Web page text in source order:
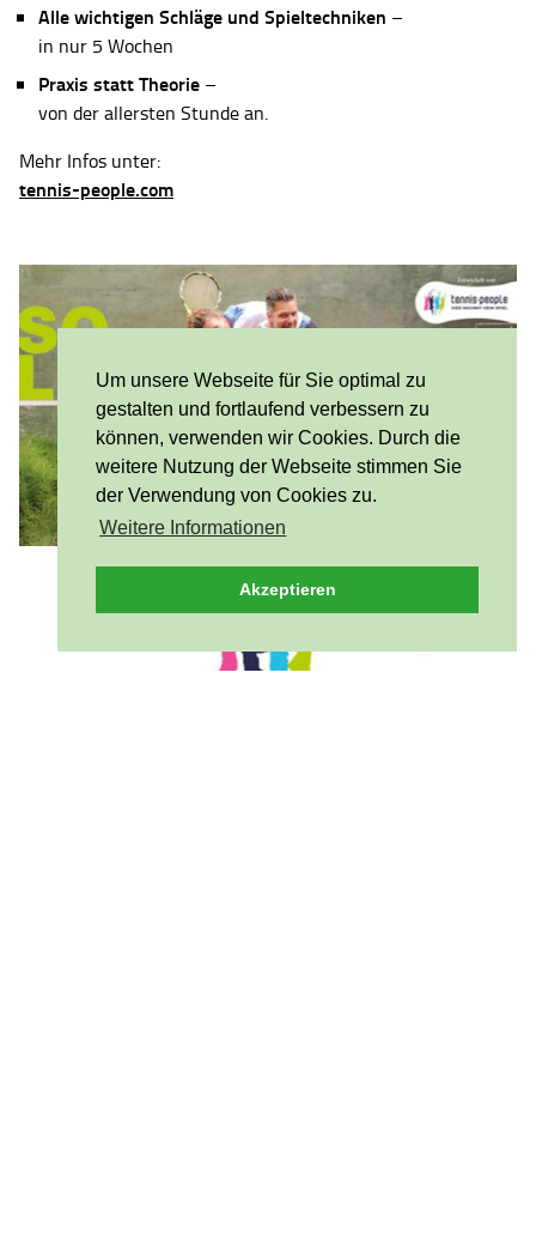
Um unsere Webseite für Sie optimal zu
gestalten und fortlaufend verbessern zu
können, verwenden wir Cookies. Durch die
weitere Nutzung der Webseite stimmen Sie
der Verwendung von Cookies zu.
Weitere Informationen
Akzeptieren
Alle wichtigen Schläge und Spieltechniken –
in nur 5 Wochen
Praxis statt Theorie –
von der allersten Stunde an.
Mehr Infos unter:
tennis-people.com